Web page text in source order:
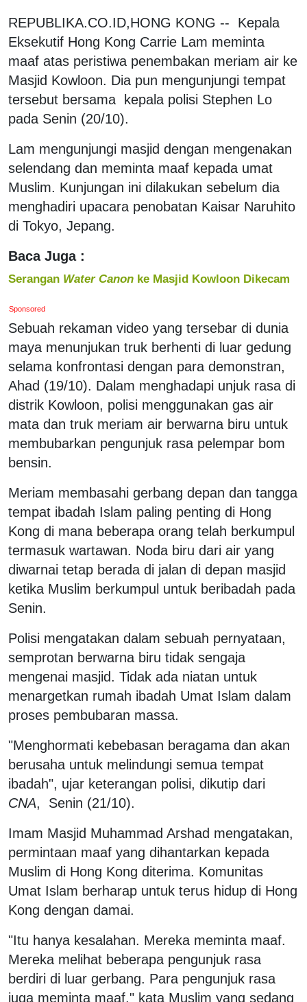
REPUBLIKA.CO.ID,HONG KONG -- Kepala
Eksekutif Hong Kong Carrie Lam meminta
maaf atas peristiwa penembakan meriam air ke
Masjid Kowloon. Dia pun mengunjungi tempat
tersebut bersama kepala polisi Stephen Lo
pada Senin (20/10).
Lam mengunjungi masjid dengan mengenakan
selendang dan meminta maaf kepada umat
Muslim. Kunjungan ini dilakukan sebelum dia
menghadiri upacara penobatan Kaisar Naruhito
di Tokyo, Jepang.
Baca Juga :
Serangan Water Canon ke Masjid Kowloon Dikecam
Sponsored
Sebuah rekaman video yang tersebar di dunia
maya menunjukan truk berhenti di luar gedung
selama konfrontasi dengan para demonstran,
Ahad (19/10). Dalam menghadapi unjuk rasa di
distrik Kowloon, polisi menggunakan gas air
mata dan truk meriam air berwarna biru untuk
membubarkan pengunjuk rasa pelempar bom
bensin.
Meriam membasahi gerbang depan dan tangga
tempat ibadah Islam paling penting di Hong
Kong di mana beberapa orang telah berkumpul
termasuk wartawan. Noda biru dari air yang
diwarnai tetap berada di jalan di depan masjid
ketika Muslim berkumpul untuk beribadah pada
Senin.
Polisi mengatakan dalam sebuah pernyataan,
semprotan berwarna biru tidak sengaja
mengenai masjid. Tidak ada niatan untuk
menargetkan rumah ibadah Umat Islam dalam
proses pembubaran massa.
"Menghormati kebebasan beragama dan akan
berusaha untuk melindungi semua tempat
ibadah", ujar keterangan polisi, dikutip dari
CNA, Senin (21/10).
Imam Masjid Muhammad Arshad mengatakan,
permintaan maaf yang dihantarkan kepada
Muslim di Hong Kong diterima. Komunitas
Umat Islam berharap untuk terus hidup di Hong
Kong dengan damai.
"Itu hanya kesalahan. Mereka meminta maaf.
Mereka melihat beberapa pengunjuk rasa
berdiri di luar gerbang. Para pengunjuk rasa
juga meminta maaf," kata Muslim yang sedang